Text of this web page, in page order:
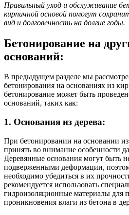
Правильный уход и обслуживание
кирпичной основой помогут
вид и долговечность на долгие годы.
Бетонирование на
оснований:
В предыдущем разделе мы
бетонирования на основаниях из
бетонирование может быть
оснований, таких как:
1. Основания из дерева:
При бетонировании на основании
принять во внимание особенности
Деревянные основания могут быть
подверженными деформации,
необходимо убедиться в их
рекомендуется использовать
гидроизоляционные материалы для
проникновения влаги из бетона в